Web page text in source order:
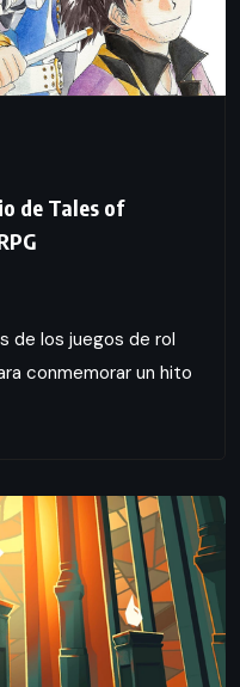
de Tales of
de los juegos de rol
conmemorar un hito